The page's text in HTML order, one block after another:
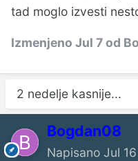
tad moglo izvesti
Izmenjeno Jul 7od
2 nedelje kasnije...
Bogdan08
Napisano Jul 16